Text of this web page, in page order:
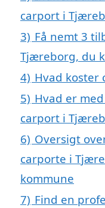
carport i
3) Få nemt 3
Tjæreborg, du
4) Hvad koster
5) Hvad er
carport i
6) Oversigt
carporte i
kommune
7) Find en